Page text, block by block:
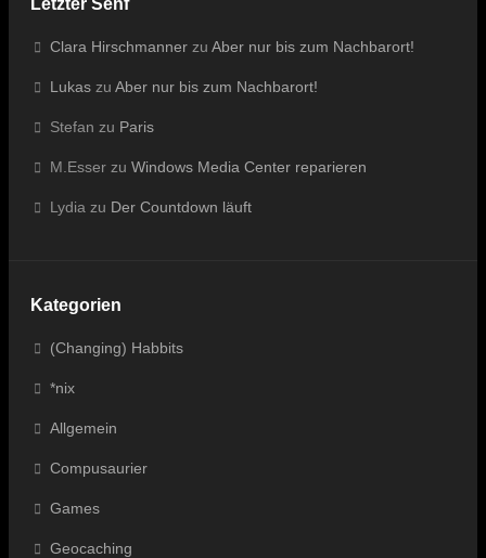
Letzter Senf
Clara Hirschmanner zu Aber nur bis zum Nachbarort!
Lukas zu Aber nur bis zum Nachbarort!
Stefan zu Paris
M.Esser zu Windows Media Center reparieren
Lydia zu Der Countdown läuft
Kategorien
(Changing) Habbits
*nix
Allgemein
Compusaurier
Games
Geocaching